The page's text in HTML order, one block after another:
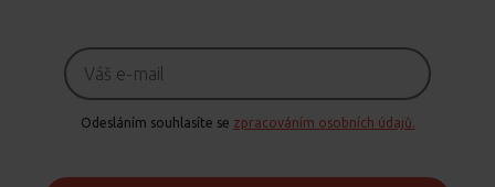
Odesláním souhlasíte se zpracováním osobních údajů.